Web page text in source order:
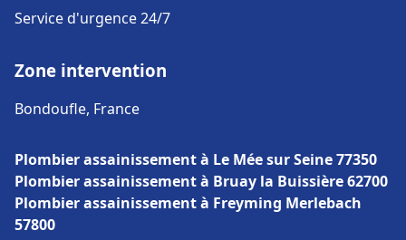
Service d'urgence 24/7
Zone intervention
Bondoufle, France
Plombier assainissement à Le Mée sur Seine 77350
Plombier assainissement à Bruay la Buissière 62700
Plombier assainissement à Freyming Merlebach
57800